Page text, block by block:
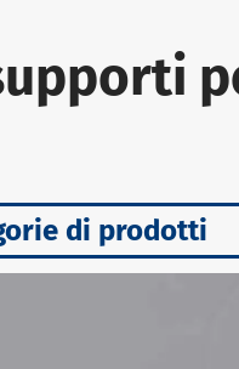
di prodotti